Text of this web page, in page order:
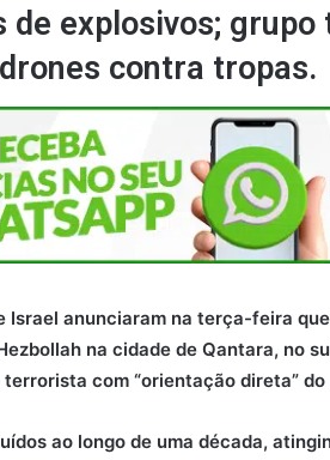
de explosivos;
contra tropas.
Israel anunciaram na terça-feira
na cidade de Qantara, no
com “orientação direta” do
ao longo de uma década,